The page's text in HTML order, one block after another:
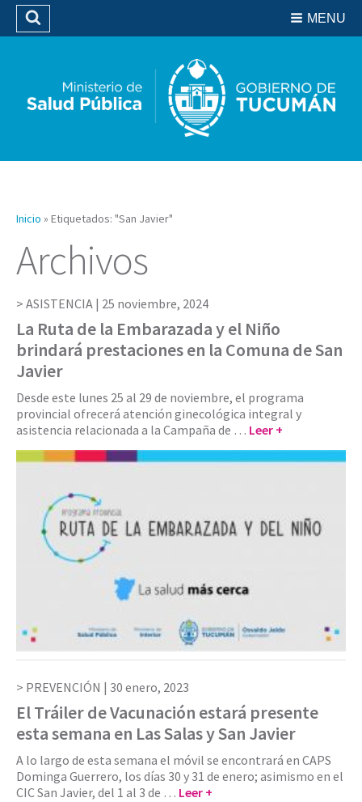
Biblioteca
MENU
Buscar
Inicio » Etiquetados: "San Javier"
Archivos
ASISTENCIA | 25 noviembre, 2024
La Ruta de la Embarazada y el Niño
brindará prestaciones en la Comuna de San
Javier
Desde este lunes 25 al 29 de noviembre, el programa
provincial ofrecerá atención ginecológica integral y
asistencia relacionada a la Campaña de … Leer +
PREVENCIÓN | 30 enero, 2023
El Tráiler de Vacunación estará presente
esta semana en Las Salas y San Javier
A lo largo de esta semana el móvil se encontrará en CAPS
Dominga Guerrero, los días 30 y 31 de enero; asimismo en el
CIC San Javier, del 1 al 3 de … Leer +